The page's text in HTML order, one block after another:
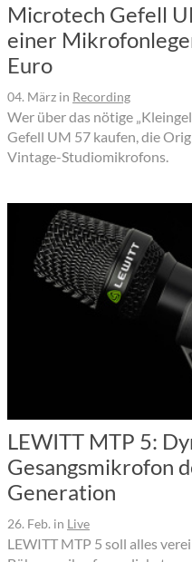
Microtech Gefell
einer
Euro
04. März in Recording
Wer über das nötige
Gefell UM 57 kaufen, die
Vintage-Studiomikrofons.
LEWITT MTP 5​​:
Gesangsmikrofon
Generation
26. Feb. in Live
LEWITT MTP 5 soll alles